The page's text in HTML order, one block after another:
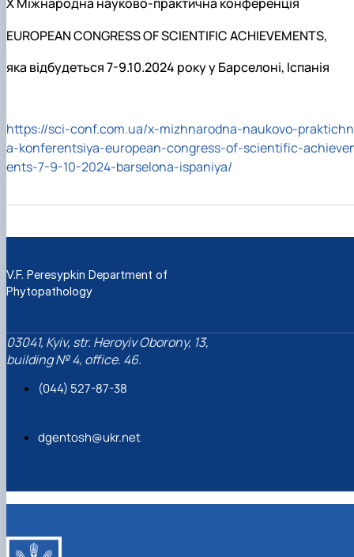
X Міжнародна науково-практична конференція
EUROPEAN CONGRESS OF SCIENTIFIC ACHIEVEMENTS,
яка відбудеться 7-9.10.2024 року у Барселоні, Іспанія
https://sci-conf.com.ua/x-mizhnarodna-naukovo-praktichn
a-konferentsiya-european-congress-of-scientific-
ents-7-9-10-2024-barselona-ispaniya/
V.F. Peresypkin Department of
Phytopathology
03041, Kyiv, str. Heroyiv Oborony, 13,
building № 4, office. 46.
(044) 527-87-38
dgentosh@ukr.net